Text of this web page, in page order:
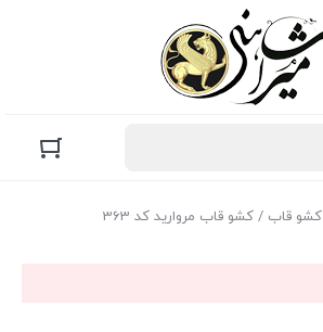
کشو قاب / کشو قاب مروارید کد 363